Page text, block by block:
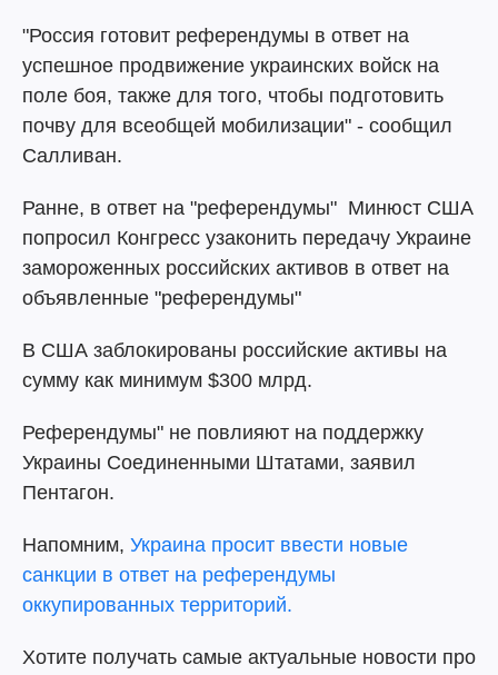
"Россия готовит референдумы в ответ на
успешное продвижение украинских войск на
поле боя, также для того, чтобы подготовить
почву для всеобщей мобилизации" - сообщил
Салливан.
Ранне, в ответ на "референдумы" Минюст США
попросил Конгресс узаконить передачу Украине
замороженных российских активов в ответ на
объявленные "референдумы"
В США заблокированы российские активы на
сумму как минимум $300 млрд.
Референдумы" не повлияют на поддержку
Украины Соединенными Штатами, заявил
Пентагон.
Напомним, Украина просит ввести новые
санкции в ответ на референдумы
оккупированных территорий.
Хотите получать самые актуальные новости про